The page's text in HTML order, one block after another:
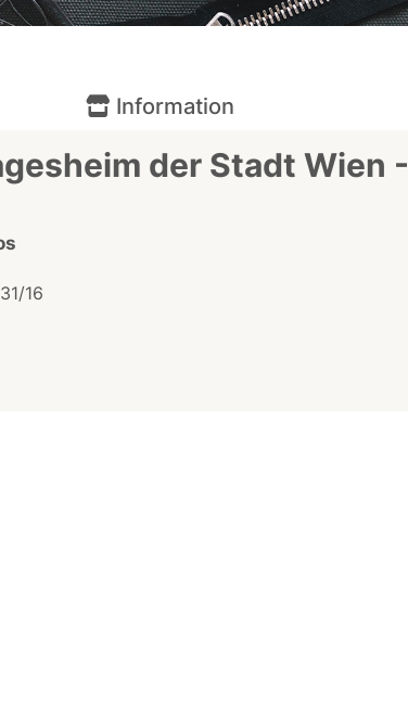
Information
der Stadt Wien -
16